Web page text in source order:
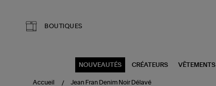
BOUTIQUES
NOUVEAUTÉS CRÉATEURS VÊTEMENTS
Accueil Jean Fran Denim Noir Délavé